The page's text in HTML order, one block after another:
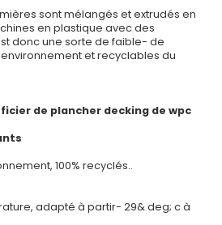
sont mélangés et extrudés en
en plastique avec des
donc une sorte de faible- de
et recyclables du
de plancher decking de wpc
100% recyclés..
adapté à partir- 29& deg; c à